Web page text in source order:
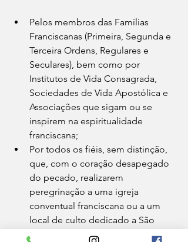
Pelos membros das Famílias
Franciscanas (Primeira, Segunda e
Terceira Ordens, Regulares e
Seculares), bem como por
Institutos de Vida Consagrada,
Sociedades de Vida Apostólica e
Associações que sigam ou se
inspirem na espiritualidade
franciscana;
Por todos os fiéis, sem distinção,
que, com o coração desapegado
do pecado, realizarem
peregrinação a uma igreja
conventual franciscana ou a um
local de culto dedicado a São
Francisco, participando dos ritos